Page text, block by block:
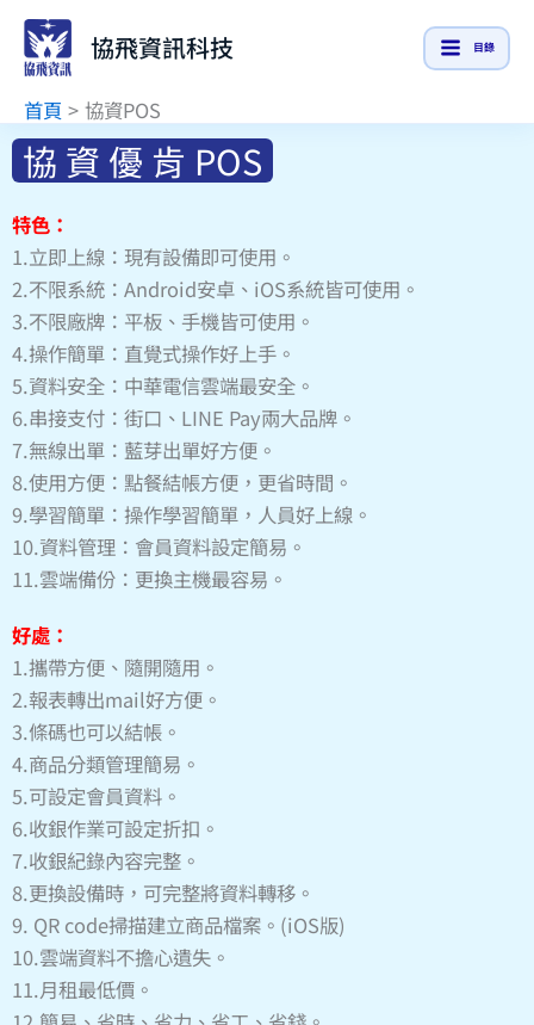
內
容
協飛資訊科技 目錄
首頁 協資POS
協 資 優 肯 POS
特色：
1.立即上線：現有設備即可使用。
2.不限系統： Android安卓、 iOS系統皆可使用。
3.不限廠牌：平板、手機皆可使用。
4.操作簡單：直覺式操作好上手。
5.資料安全：中華電信雲端最安全。
6.串接支付：街口、 LINE Pay兩大品牌。
7.無線出單：藍芽出單好方便。
8.使用方便：點餐結帳方便，更省時間。
9.學習簡單：操作學習簡單，人員好上線。
10.資料管理：會員資料設定簡易。
11.雲端備份：更換主機最容易。
好處：
1.攜帶方便、隨開隨用。
2.報表轉出mail好方便。
3.條碼也可以結帳。
4.商品分類管理簡易。
5.可設定會員資料。
6.收銀作業可設定折扣。
7.收銀紀錄內容完整。
8.更換設備時，可完整將資料轉移。
9. QR code掃描建立商品檔案。 (iOS版)
10.雲端資料不擔心遺失。
11.月租最低價。